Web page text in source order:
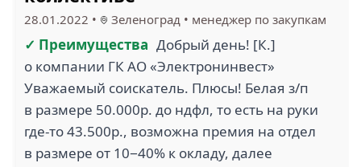
28.01.2022 • Зеленоград • менеджер по закупкам
✓ Преимущества Добрый день! [К.]
о компании ГК АО «Электронинвест»
Уважаемый соискатель. Плюсы! Белая з/п
в размере 50.000р. до ндфл, то есть на руки
где-то 43.500р., возможна премия на отдел
в размере от 10−40% к окладу, далее